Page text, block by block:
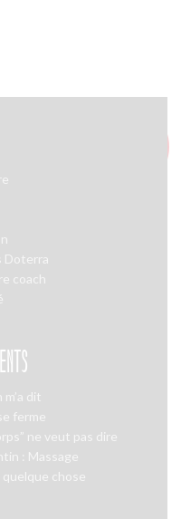
Doterra
coach
dit
ferme
ne veut pas dire
: Massage
chose